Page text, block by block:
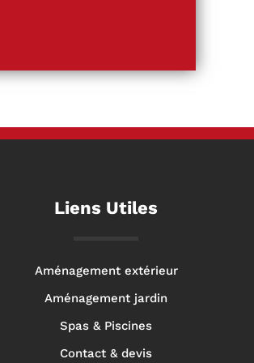
Liens Utiles
Aménagement extérieur
Aménagement jardin
Spas & Piscines
Contact & devis